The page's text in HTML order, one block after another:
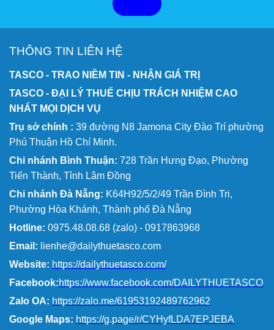
THÔNG TIN LIÊN HỆ
TASCO - TRAO NIỀM TIN - NHẬN GIÁ TRỊ
TASCO - ĐẠI LÝ THUẾ CHỊU TRÁCH NHIỆM CAO
NHẤT MỌI DỊCH VỤ
Trụ sở chính : 39 đường N8 Jamona City Đào Trí phường
Phú Thuận Hồ Chí Minh.
Chi nhánh Bình Thuận: 728 Trần Hưng Đạo, Phường
Tiến Thành, Tỉnh Lâm Đồng
Chi nhánh Đà Nẵng: K64H92/5/2/49 Trần Đình Tri,
Phường Hòa Khánh, Thành phố Đà Nẵng
Hotline: 0975.48.08.68 (zalo) - 0917863968
Email: lienhe@dailythuetasco.com
Website: https://dailythuetasco.com/
Facebook:https://www.facebook.com/DAILYTHUETASCO
Zalo OA: https://zalo.me/61953192489762962
Google Maps: https://g.page/r/CYHyfLDA7EPJEBA